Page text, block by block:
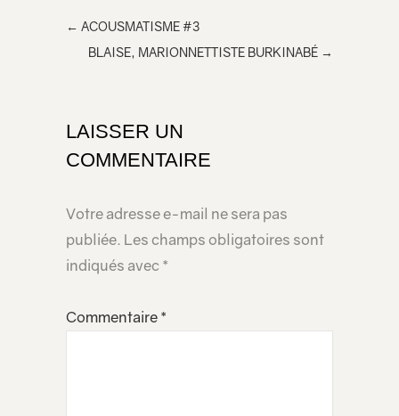
dans
← ACOUSMATISME #3
BLAISE, MARIONNETTISTE BURKINABÉ →
LAISSER UN
COMMENTAIRE
Votre adresse e-mail ne sera pas
publiée. Les champs obligatoires sont
indiqués avec *
Commentaire *